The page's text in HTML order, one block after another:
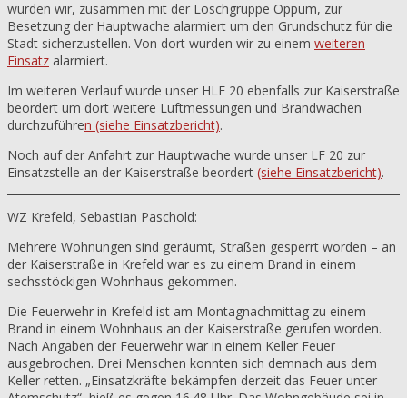
wurden wir, zusammen mit der Löschgruppe Oppum, zur
Besetzung der Hauptwache alarmiert um den Grundschutz für die
Stadt sicherzustellen. Von dort wurden wir zu einem weiteren
Einsatz alarmiert.
Im weiteren Verlauf wurde unser HLF 20 ebenfalls zur Kaiserstraße
beordert um dort weitere Luftmessungen und Brandwachen
durchzuführen (siehe Einsatzbericht).
Noch auf der Anfahrt zur Hauptwache wurde unser LF 20 zur
Einsatzstelle an der Kaiserstraße beordert (siehe Einsatzbericht).
WZ Krefeld, Sebastian Paschold:
Mehrere Wohnungen sind geräumt, Straßen gesperrt worden – an
der Kaiserstraße in Krefeld war es zu einem Brand in einem
sechsstöckigen Wohnhaus gekommen.
Die Feuerwehr in Krefeld ist am Montagnachmittag zu einem
Brand in einem Wohnhaus an der Kaiserstraße gerufen worden.
Nach Angaben der Feuerwehr war in einem Keller Feuer
ausgebrochen. Drei Menschen konnten sich demnach aus dem
Keller retten. „Einsatzkräfte bekämpfen derzeit das Feuer unter